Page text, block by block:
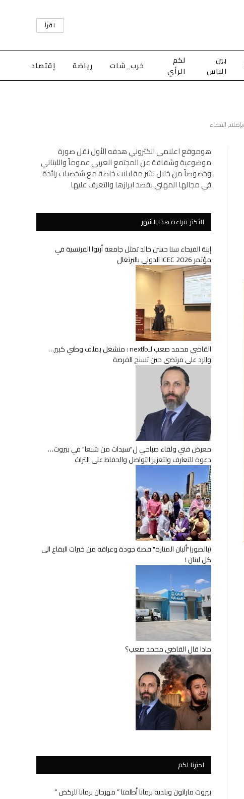
اقرأ
بين
الناس
لكم
الرأي
خرب_شات رياضة إقتصاد
هوموقع اعلامي الكتروني هدفه الأول نقل صورة
موضوعية وشفافة عن المجتمع العربي عموماً واللبناني
وخصوصاً من خلال نشر مقابلات خاصة مع شخصيات رائدة
في مجالها المهني بقصد ابرازها والتعرف عليها
الأكثر قراءة هذا الشهر
إبنة الفيحاء سنا حسن خالد تمثل جامعة أرتوا الفرنسية في
مؤتمر ICEC 2026 الدولي بالبرتغال
القاضي محمد صعب لـnextlb : منشغل بملف وطني كبير…
والرد على مرتضى حين تسنح الفرصة
معرض فني ولقاء صباحي ل"سيدات من شبعا" في بيروت…
دعوة للتعارف ولتعزيز التواصل والحفاظ على التراث
(بالصور)"ألبان المنارة" قصة جودة وعراقة من خيرات البقاع الى
كل لبنان !
ماذا قال القاضي محمد صعب؟
اخترنا لكم
بيروت ماراثون وبلدية برمانا أطلقتا ” مهرجان برمانا للركض “